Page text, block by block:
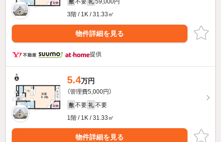
敷 不要 礼 59,000円
3階 / 1K / 31.33㎡
物件詳細を見る
提供
5.4万円
（管理費5,000円）
敷 不要 礼 不要
1階 / 1K / 31.33㎡
物件詳細を見る